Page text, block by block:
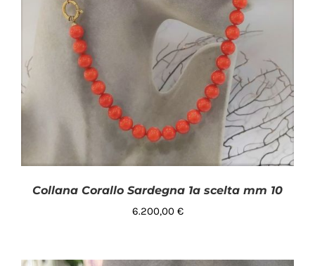
Collana Corallo Sardegna 1a scelta mm 10
6.200,00 €